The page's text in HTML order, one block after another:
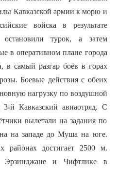
Кавказской армии к морю и
войска в результате
остановили турок, а затем
в оперативном плане города
самый разгар боёв в горах
Боевые действия с обеих
нагрузку по воздушной
3-й Кавказский авиаотряд. С
вылетали на задания по
на западе до Муша на юге.
районах достигает 2500 м.
и Чифтлике в